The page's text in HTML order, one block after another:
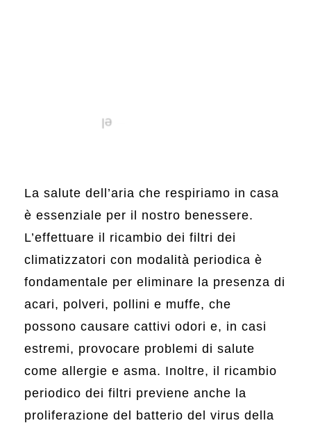
La salute dell’aria che respiriamo in casa
è essenziale per il nostro benessere.
L’effettuare il ricambio dei filtri dei
climatizzatori con modalità periodica è
fondamentale per eliminare la presenza di
acari, polveri, pollini e muffe, che
possono causare cattivi odori e, in casi
estremi, provocare problemi di salute
come allergie e asma. Inoltre, il ricambio
periodico dei filtri previene anche la
proliferazione del batterio del virus della